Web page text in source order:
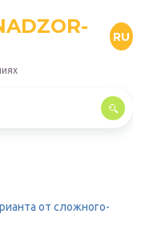
RU
от сложного-